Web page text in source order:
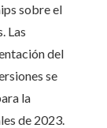
sobre el
Las
del
se
la
de 2023.